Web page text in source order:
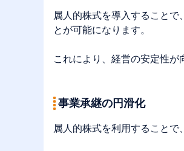
属人的株式を導入することで
とが可能になります。
これにより、経営の安定性が
事業承継の円滑化
属人的株式を利用することで